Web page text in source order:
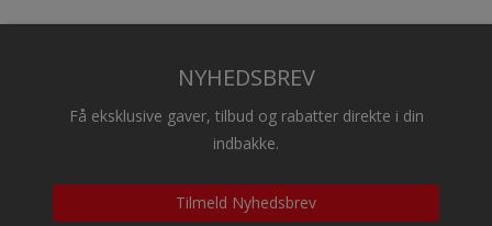
NYHEDSBREV
Få eksklusive gaver, tilbud og rabatter direkte i din
indbakke.
Tilmeld Nyhedsbrev